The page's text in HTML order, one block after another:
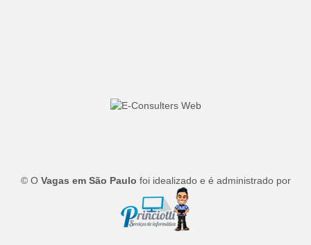
© O Vagas em São Paulo foi idealizado e é administrado por